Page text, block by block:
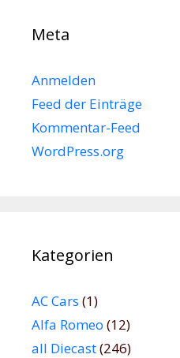
Meta
Anmelden
Feed der Einträge
Kommentar-Feed
WordPress.org
Kategorien
AC Cars (1)
Alfa Romeo (12)
all Diecast(246)